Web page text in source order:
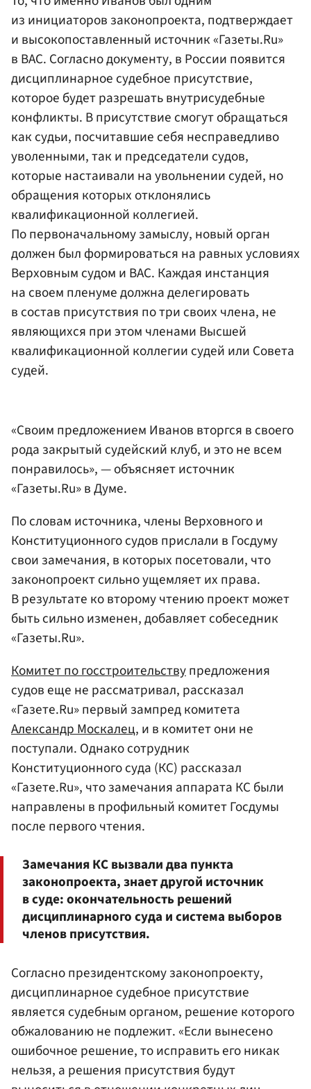
из инициаторов законопроекта, подтверждает
и высокопоставленный источник «Газеты.Ru»
в ВАС. Согласно документу, в России появится
дисциплинарное судебное присутствие,
которое будет разрешать внутрисудебные
конфликты. В присутствие смогут обращаться
как судьи, посчитавшие себя несправедливо
уволенными, так и председатели судов,
которые настаивали на увольнении судей, но
обращения которых отклонялись
квалификационной коллегией.
По первоначальному замыслу, новый орган
должен был формироваться на равных условиях
Верховным судом и ВАС. Каждая инстанция
на своем пленуме должна делегировать
в состав присутствия по три своих члена, не
являющихся при этом членами Высшей
квалификационной коллегии судей или Совета
судей.
«Своим предложением Иванов вторгся в своего
рода закрытый судейский клуб, и это не всем
понравилось», — объясняет источник
«Газеты.Ru» в Думе.
По словам источника, члены Верховного и
Конституционного судов прислали в Госдуму
свои замечания, в которых посетовали, что
законопроект сильно ущемляет их права.
В результате ко второму чтению проект может
быть сильно изменен, добавляет собеседник
«Газеты.Ru».
Комитет по госстроительствупредложения
судов еще не рассматривал, рассказал
«Газете.Ru» первый зампред комитета
Александр Москалец, и в комитет они не
поступали. Однако сотрудник
Конституционного суда (КС) рассказал
«Газете.Ru», что замечания аппарата КС были
направлены в профильный комитет Госдумы
после первого чтения.
Замечания КС вызвали два пункта
законопроекта, знает другой источник
в суде: окончательность решений
дисциплинарного суда и система выборов
членов присутствия.
Согласно президентскому законопроекту,
дисциплинарное судебное присутствие
является судебным органом, решение которого
обжалованию не подлежит. «Если вынесено
ошибочное решение, то исправить его никак
нельзя, а решения присутствия будут